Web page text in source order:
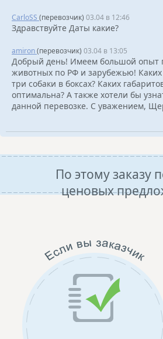
CarloSS (перевозчик) 03.04 в 12:46
Здравствуйте Даты какие?
amiron(перевозчик) 03.04 в 13:05
Добрый день! Имеем большой опыт
животных по РФ и зарубежью!
три собаки в боксах? Каких
оптимальна? А также хотели бы
данной перевозке. С уважением,
По этому заказу
ценовых